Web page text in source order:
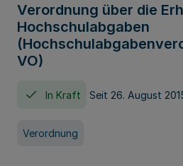
Verordnung über die
Hochschulabgaben
VO)
In Kraft Seit 26. August
Verordnung